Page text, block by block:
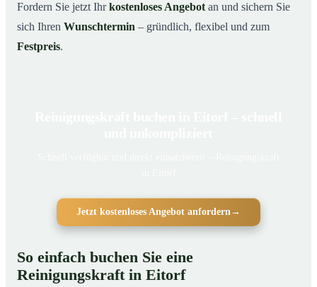
Fordern Sie jetzt Ihrkostenloses Angebot an und sichern Sie
sich Ihren Wunschtermin – gründlich, flexibel und zum
Festpreis.
Jetzt kostenloses Angebot anfordern→
So einfach buchen Sie eine
Reinigungskraft in Eitorf